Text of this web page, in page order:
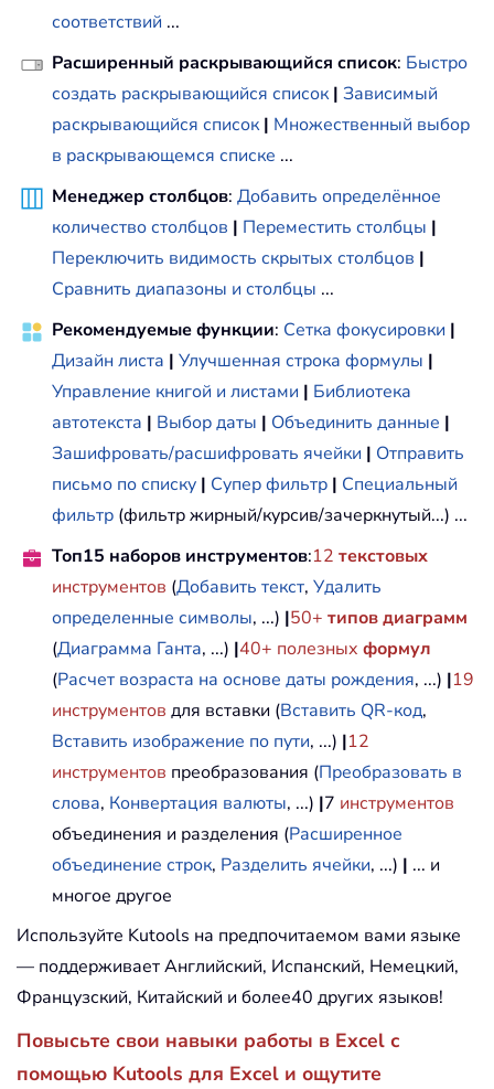
соответствий ...
Расширенный раскрывающийся список: Быстро
создать раскрывающийся список | Зависимый
раскрывающийся список | Множественный выбор
в раскрывающемся списке ...
Менеджер столбцов: Добавить определённое
количество столбцов | Переместить столбцы |
Переключить видимость скрытых столбцов |
Сравнить диапазоны и столбцы ...
Рекомендуемые функции: Сетка фокусировки |
Дизайн листа | Улучшенная строка формулы |
Управление книгой и листами | Библиотека
автотекста | Выбор даты | Объединить данные |
Зашифровать/расшифровать ячейки | Отправить
письмо по списку | Супер фильтр | Специальный
фильтр (фильтр жирный/курсив/зачеркнутый...) ...
Топ15 наборов инструментов:12 текстовых
инструментов (Добавить текст, Удалить
определенные символы, ...) |50+ типов диаграмм
(Диаграмма Ганта, ...) |40+ полезных формул
(Расчет возраста на основе даты рождения, ...) |19
инструментов для вставки (Вставить QR-код,
Вставить изображение по пути, ...) |12
инструментов преобразования (Преобразовать в
слова, Конвертация валюты, ...) |7 инструментов
объединения и разделения (Расширенное
объединение строк, Разделить ячейки, ...) | ... и
многое другое
Используйте Kutools на предпочитаемом вами языке
— поддерживает Английский, Испанский, Немецкий,
Французский, Китайский и более40 других языков!
Повысьте свои навыки работы в Excel с
помощью Kutools для Excel и ощутите